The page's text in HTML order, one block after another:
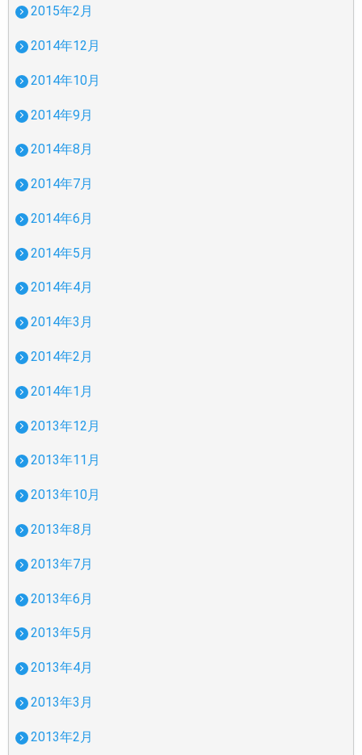
2015年2月
2014年12月
2014年10月
2014年9月
2014年8月
2014年7月
2014年6月
2014年5月
2014年4月
2014年3月
2014年2月
2014年1月
2013年12月
2013年11月
2013年10月
2013年8月
2013年7月
2013年6月
2013年5月
2013年4月
2013年3月
2013年2月